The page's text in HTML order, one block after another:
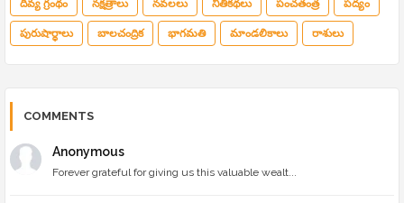
దివ్య గ్రంథం నక్షత్రాలు నవలలు నీతికథలు పంచతంత్ర పద్యం
పురుషార్థాలు బాలచంద్రిక భాగమతి మాండలికాలు రాశులు
COMMENTS
Anonymous
Forever grateful for giving us this valuable wealt...